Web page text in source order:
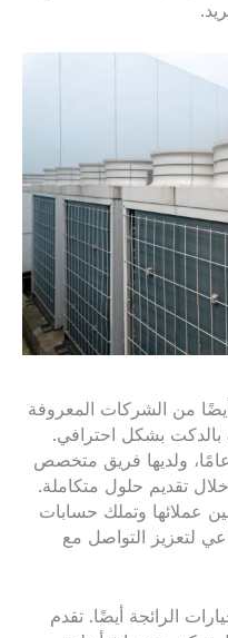
أيضًا من الشركات المعروفة
بالدكت بشكل احترافي.
ولديها فريق متخصص
تقديم حلول متكاملة.
عملائها وتملك حسابات
لتعزيز التواصل مع
الرائجة أيضًا. تقدم